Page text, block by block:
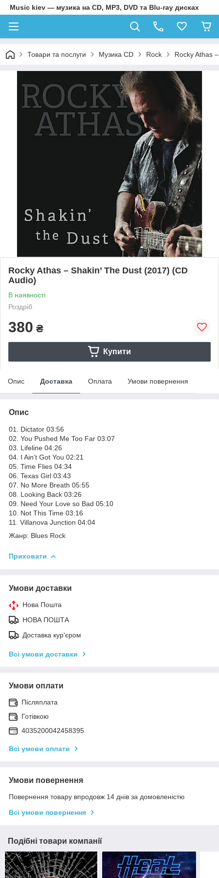
Music kiev — музика на CD, MP3, DVD та Blu-ray дисках
Товари та послуги Музика CD Rock Rocky Athas
Rocky Athas – Shakin’ The Dust (2017) (CD
Audio)
В наявності
Роздріб
380 ₴
Купити
Опис Доставка Оплата Умови повернення
Опис
01. Dictator 03:56
02. You Pushed Me Too Far 03:07
03. Lifeline 04:26
04. I Ain’t Got You 02:21
05. Time Flies 04:34
06. Texas Girl 03:43
07. No More Breath 05:55
08. Looking Back 03:26
09. Need Your Love so Bad 05:10
10. Not This Time 03:16
11. Villanova Junction 04:04
Жанр: Blues Rock
Приховати
Умови доставки
Нова Пошта
НОВА ПОШТА
Доставка кур'єром
Всі умови доставки
Умови оплати
Післяплата
Готівкою
4035200042458395
Всі умови оплати
Умови повернення
Повернення товару впродовж 14 днів за домовленістю
Всі умови повернення
Подібні товари компанії